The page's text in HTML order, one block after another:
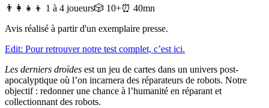
👨‍👩‍👧‍👦 1 à 4 joueurs🎲 10+⏰ 40mn
Avis réalisé à partir d'un exemplaire presse.
Edit: Pour retrouver notre test complet, c’est ici.
Les derniers droïdes est un jeu de cartes dans un univers post-
apocalyptique où l’on incarnera des réparateurs de robots. Notre
objectif : redonner une chance à l’humanité en réparant et
collectionnant des robots.